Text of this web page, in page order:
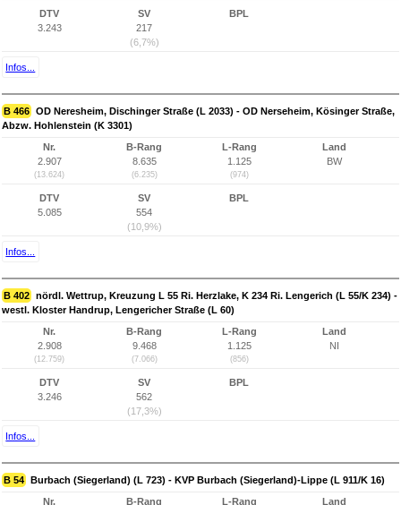
DTV
3.243
SV
217
(6,7%)
BPL
Infos...
B 466 OD Neresheim, Dischinger Straße (L 2033) - OD Nerseheim, Kösinger Straße,
Abzw. Hohlenstein (K 3301)
Nr.
2.907
(13.624)
B-Rang
8.635
(6.235)
L-Rang
1.125
(974)
Land
BW
DTV
5.085
SV
554
(10,9%)
BPL
Infos...
B 402 nördl. Wettrup, Kreuzung L 55 Ri. Herzlake, K 234 Ri. Lengerich (L 55/K 234) -
westl. Kloster Handrup, Lengericher Straße (L 60)
Nr.
2.908
(12.759)
B-Rang
9.468
(7.066)
L-Rang
1.125
(856)
Land
NI
DTV
3.246
SV
562
(17,3%)
BPL
Infos...
B 54 Burbach (Siegerland) (L 723) - KVP Burbach (Siegerland)-Lippe (L 911/K 16)
Nr. B-Rang L-Rang Land